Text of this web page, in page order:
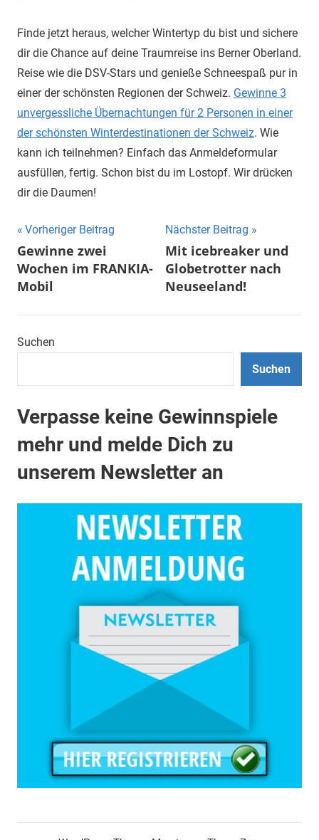
Finde jetzt heraus, welcher Wintertyp du bist und sichere
dir die Chance auf deine Traumreise ins Berner Oberland.
Reise wie die DSV-Stars und genieße Schneespaß pur in
einer der schönsten Regionen der Schweiz. Gewinne 3
unvergessliche Übernachtungen für 2 Personen in einer
der schönsten Winterdestinationen der Schweiz. Wie
kann ich teilnehmen? Einfach das Anmeldeformular
ausfüllen, fertig. Schon bist du im Lostopf. Wir drücken
dir die Daumen!
Beitragsnavigation
Vorheriger Beitrag
Gewinne zwei
Wochen im FRANKIA-
Mobil
Nächster Beitrag
Mit icebreaker und
Globetrotter nach
Neuseeland!
Suchen
Suchen
Verpasse keine Gewinnspiele
mehr und melde Dich zu
unserem Newsletter an